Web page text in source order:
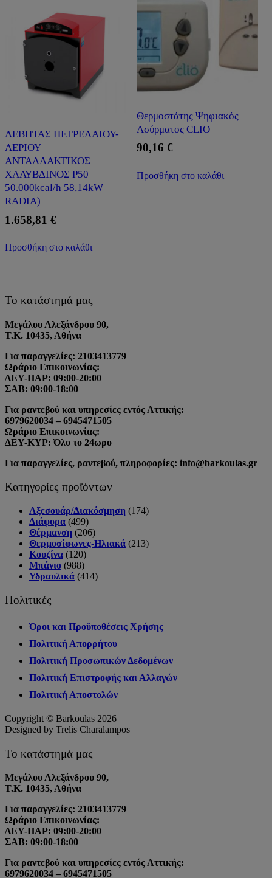
ΛΕΒΗΤΑΣ ΠΕΤΡΕΛΑΙΟΥ-
ΑΕΡΙΟΥ
ΑΝΤΑΛΛΑΚΤΙΚΟΣ
ΧΑΛΥΒΔΙΝΟΣ P50
50.000kcal/h 58,14kW
RADIA)
1.658,81 €
Προσθήκη στο καλάθι
Θερμοστάτης Ψηφιακός
Ασύρματος CLIO
90,16 €
Προσθήκη στο καλάθι
Το κατάστημά μας
Μεγάλου Αλεξάνδρου 90,
Τ.Κ. 10435, Αθήνα
Για παραγγελίες: 2103413779
Ωράριο Επικοινωνίας:
ΔΕΥ-ΠΑΡ: 09:00-20:00
ΣΑΒ: 09:00-18:00
Για ραντεβού και υπηρεσίες εντός Αττικής:
6979620034 – 6945471505
Ωράριο Επικοινωνίας:
ΔΕΥ-ΚΥΡ: Όλο το 24ωρο
Για παραγγελίες, ραντεβού, πληροφορίες: info@barkoulas.gr
Κατηγορίες προϊόντων
Αξεσουάρ/Διακόσμηση (174)
Διάφορα (499)
Θέρμανση (206)
Θερμοσίφωνες-Ηλιακά (213)
Κουζίνα (120)
Μπάνιο (988)
Υδραυλικά (414)
Πολιτικές
Όροι και Προϋποθέσεις Χρήσης
Πολιτική Απορρήτου
Πολιτική Προσωπικών Δεδομένων
Πολιτική Επιστροφής και Αλλαγών
Πολιτική Αποστολών
Copyright © Barkoulas 2026
Designed by Trelis Charalampos
Το κατάστημά μας
Μεγάλου Αλεξάνδρου 90,
Τ.Κ. 10435, Αθήνα
Για παραγγελίες: 2103413779
Ωράριο Επικοινωνίας:
ΔΕΥ-ΠΑΡ: 09:00-20:00
ΣΑΒ: 09:00-18:00
Για ραντεβού και υπηρεσίες εντός Αττικής:
6979620034 – 6945471505